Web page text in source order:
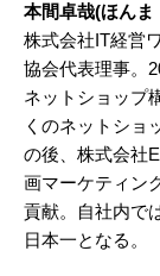
本間卓哉(ほん
株式会社IT経営
協会代表理事。
ネットショップ
くのネットショ
の後、株式会社
画マーケティン
貢献。自社内で
日本一となる。